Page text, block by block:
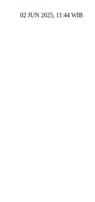
02 JUN 2025, 11:44 WIB